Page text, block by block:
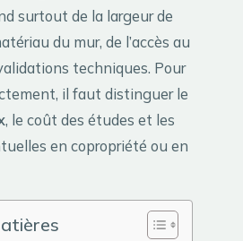
surtout de la largeur de
du mur, de l’accès au
techniques. Pour
il faut distinguer le
, le coût des études et les
en copropriété ou en